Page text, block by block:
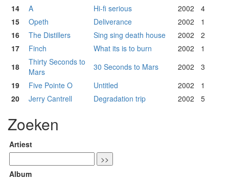
14
A Hi-fi serious 2002
4
15
Opeth Deliverance 2002
1
16
The Distillers Sing sing death house 2002
2
17
Finch What its is to burn 2002
1
18
Thirty Seconds to
Mars
30 Seconds to Mars 2002
3
19
Five Pointe O Untitled 2002
1
20
Jerry Cantrell Degradation trip 2002 5
Zoeken
Artiest
Album